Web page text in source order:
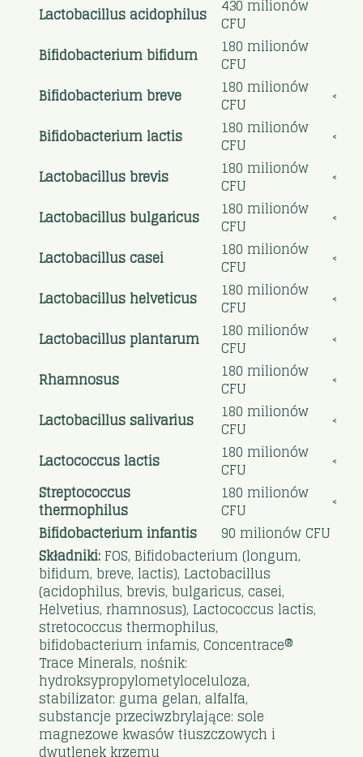
Lactobacillus acidophilus
430 milionów
CFU
Bifidobacterium bifidum
180 milionów
CFU
Bifidobacterium breve
180 milionów
CFU
<>
Bifidobacterium lactis
180 milionów
CFU
<>
Lactobacillus brevis
180 milionów
CFU
<>
Lactobacillus bulgaricus
180 milionów
CFU
<>
Lactobacillus casei
180 milionów
CFU
<>
Lactobacillus helveticus
180 milionów
CFU
<>
Lactobacillus plantarum
180 milionów
CFU
<>
Rhamnosus
180 milionów
CFU
<>
Lactobacillus salivarius
180 milionów
CFU
<>
Lactococcus lactis
180 milionów
CFU
<>
Streptococcus
thermophilus
180 milionów
CFU
<>
Bifidobacterium infantis
90 milionów CFU
Składniki: FOS, Bifidobacterium (longum,
bifidum, breve, lactis), Lactobacillus
(acidophilus, brevis, bulgaricus, casei,
Helvetius, rhamnosus), Lactococcus lactis,
stretococcus thermophilus,
bifidobacterium infamis, Concentrace®
Trace Minerals, nośnik:
hydroksypropylometyloceluloza,
stabilizator: guma gelan, alfalfa,
substancje przeciwzbrylające: sole
magnezowe kwasów tłuszczowych i